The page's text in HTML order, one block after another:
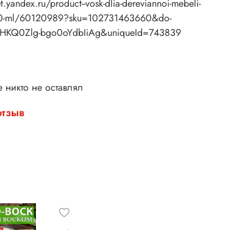
product--vosk-dlia-dereviannoi-mebeli-
ml/60120989?sku=102731463660&do-
bgo0oYdbIiAg&uniqueId=743839
не оставлял